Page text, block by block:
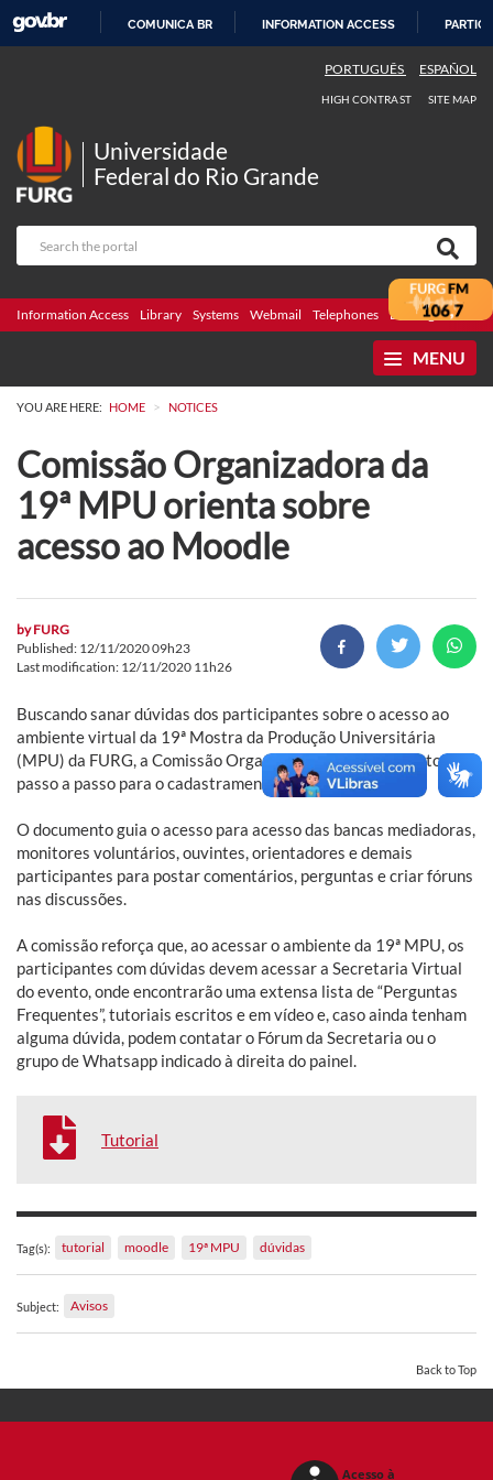
COMUNICA BR INFORMATION ACCESS
PORTUGUÊS ESPAÑOL
HIGH CONTRAST SITE MAP
Universidade
Federal do Rio Grande
Information Access Library Systems Webmail Telephones Bidding
MENU
YOU ARE HERE: HOME > NOTICES
Comissão Organizadora da
19ª MPU orienta sobre
acesso ao Moodle
byFURG
Published: 12/11/2020 09h23
Last modification: 12/11/2020 11h26
Buscando sanar dúvidas dos participantes sobre o acesso ao
ambiente virtual da 19ª Mostra da Produção Universitária
(MPU) da FURG, a Comissão Organizadora divulga um tutorial
passo a passo para o cadastramento.
O documento guia o acesso para acesso das bancas mediadoras,
monitores voluntários, ouvintes, orientadores e demais
participantes para postar comentários, perguntas e criar fóruns
nas discussões.
A comissão reforça que, ao acessar o ambiente da 19ª MPU, os
participantes com dúvidas devem acessar a Secretaria Virtual
do evento, onde encontrarão uma extensa lista de “Perguntas
Frequentes”, tutoriais escritos e em vídeo e, caso ainda tenham
alguma dúvida, podem contatar o Fórum da Secretaria ou o
grupo de Whatsapp indicado à direita do painel.
Tutorial
Tag(s): tutorial moodle 19ª MPU dúvidas
Subject: Avisos
Back to Top